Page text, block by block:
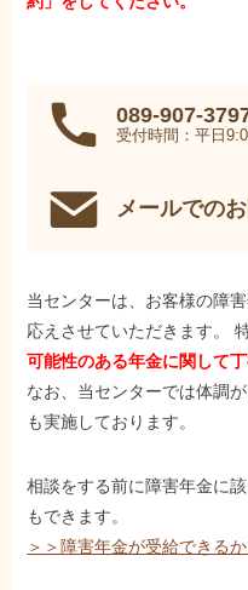
089-907-
受付時間：平日
メールでの
当センターは、お客様の障
応えさせていただきます。
可能性のある年金に関して
なお、当センターでは体調
も実施しております。
相談をする前に障害年金に
もできます。
＞＞障害年金が受給できる